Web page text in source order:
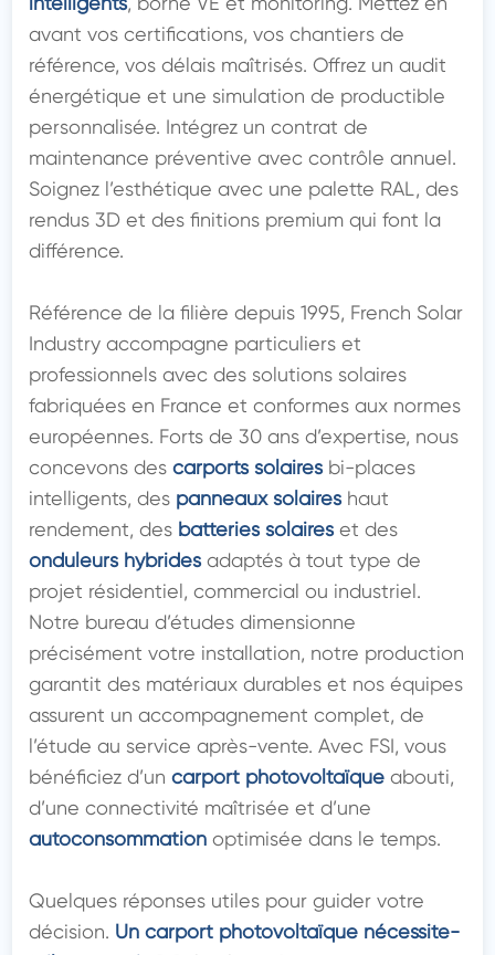
avant vos certifications, vos chantiers de
référence, vos délais maîtrisés. Offrez un audit
énergétique et une simulation de productible
personnalisée. Intégrez un contrat de
maintenance préventive avec contrôle annuel.
Soignez l’esthétique avec une palette RAL, des
rendus 3D et des finitions premium qui font la
différence.
Référence de la filière depuis 1995, French Solar
Industry accompagne particuliers et
professionnels avec des solutions solaires
fabriquées en France et conformes aux normes
européennes. Forts de 30 ans d’expertise, nous
concevons des carports solaires bi-places
intelligents, des panneaux solaires haut
rendement, des batteries solaires
onduleurs hybrides adaptés à tout type de
projet résidentiel, commercial ou industriel.
Notre bureau d’études dimensionne
précisément votre installation, notre production
garantit des matériaux durables et nos équipes
assurent un accompagnement complet, de
l’étude au service après-vente. Avec FSI, vous
bénéficiez d’un carport photovoltaïque abouti,
autoconsommation optimisée dans le temps.
Quelques réponses utiles pour guider votre
décision. Un carport photovoltaïque nécessite-